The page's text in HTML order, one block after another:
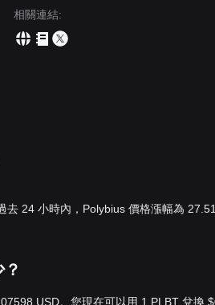
相關連結:
24 小時內，Polybius 價格漲幅為
USD。您現在可以用 1 PLBT 兌換